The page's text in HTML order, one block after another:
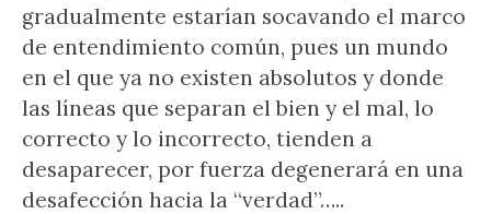
gradualmente estarían socavando el marco
de entendimiento común, pues un mundo
en el que ya no existen absolutos y donde
las líneas que separan el bien y el mal, lo
correcto y lo incorrecto, tienden a
desaparecer, por fuerza degenerará en una
desafección hacia la “verdad”…..